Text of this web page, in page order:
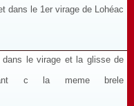
dans le 1er virage de Lohéac
le virage et la glisse de
c la meme brele